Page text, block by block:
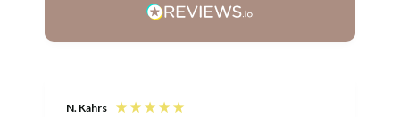
N. Kahrs